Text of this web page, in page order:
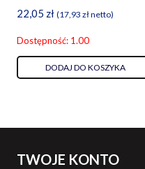
22,05 zł (17,93 złnetto)
Dostępność: 1.00
DODAJ DO KOSZYKA
TWOJE KONTO